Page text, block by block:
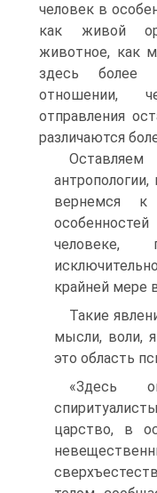
человек в
как живой
животное, как
здесь более
отношении,
отправления
различаются
вернемся
человеке,
крайней мере
Такие
мысли, воли,
это область
«Здесь
царство, в